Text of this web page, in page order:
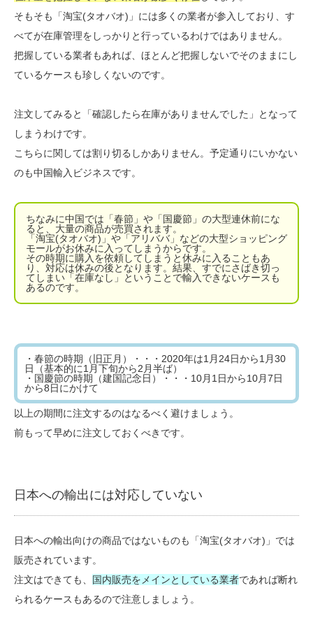
そもそも「淘宝(タオバオ)」には多くの業者が参入しており、す
べてが在庫管理をしっかりと行っているわけではありません。
把握している業者もあれば、ほとんど把握しないでそのままにし
ているケースも珍しくないのです。
注文してみると「確認したら在庫がありませんでした」となって
しまうわけです。
こちらに関しては割り切るしかありません。予定通りにいかない
のも中国輸入ビジネスです。
ちなみに中国では「春節」や「国慶節」の大型連休前にな
ると、大量の商品が売買されます。
「淘宝(タオバオ)」や「アリババ」などの大型ショッピング
モールがお休みに入ってしまうからです。
その時期に購入を依頼してしまうと休みに入ることもあ
り、対応は休みの後となります。結果、すでにさばき切っ
てしまい「在庫なし」ということで輸入できないケースも
あるのです。
・春節の時期（旧正月）・・・2020年は1月24日から1月30
日（基本的に1月下旬から2月半ば）
・国慶節の時期（建国記念日）・・・10月1日から10月7日
から8日にかけて
以上の期間に注文するのはなるべく避けましょう。
前もって早めに注文しておくべきです。
日本への輸出には対応していない
日本への輸出向けの商品ではないものも「淘宝(タオバオ)」では
販売されています。
注文はできても、
国内販売をメインとしている業者であれば断れ
られるケースもあるので注意しましょう。